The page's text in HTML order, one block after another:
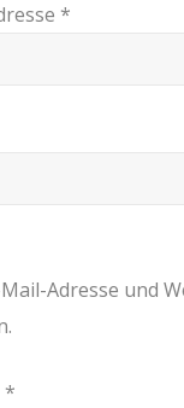
*
Adresse und
*